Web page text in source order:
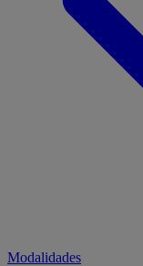
Modalidades